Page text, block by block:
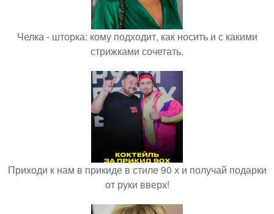
Челка - шторка: кому подходит, как носить и с какими
стрижками сочетать.
Приходи к нам в прикиде в стиле 90 х и получай подарки
от руки вверх!